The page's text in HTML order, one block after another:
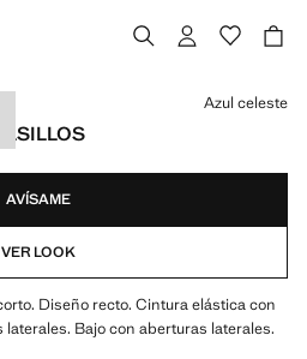
Azul celeste
AVÍSAME
VER LOOK
Diseño recto. Cintura elástica con
Bajo con aberturas laterales.